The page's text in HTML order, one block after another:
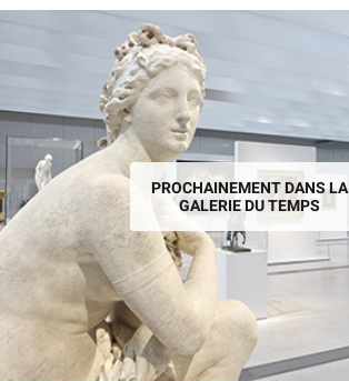
PROCHAINEMENT DANS LA
GALERIE DU TEMPS